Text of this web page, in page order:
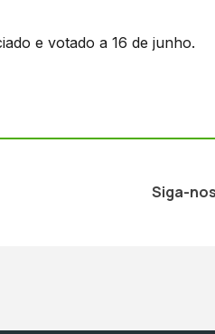
e votado a 16 de junho.
Siga-